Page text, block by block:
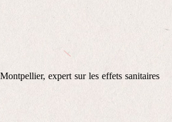
expert sur les effets sanitaires